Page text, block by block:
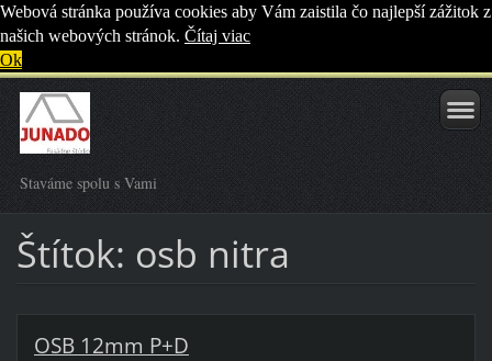
Webová stránka používa cookies aby Vám zaistila čo najlepší zážitok z
našich webových stránok. Čítaj viac
Ok
Staváme spolu s Vami
Štítok: osb nitra
OSB 12mm P+D